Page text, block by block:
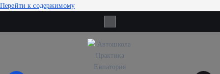
Перейти к содержимому